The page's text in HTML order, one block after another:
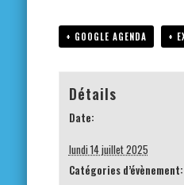
+ GOOGLE AGENDA +
Détails
Date:
lundi 14 juillet 2025
Catégories d’évènement: